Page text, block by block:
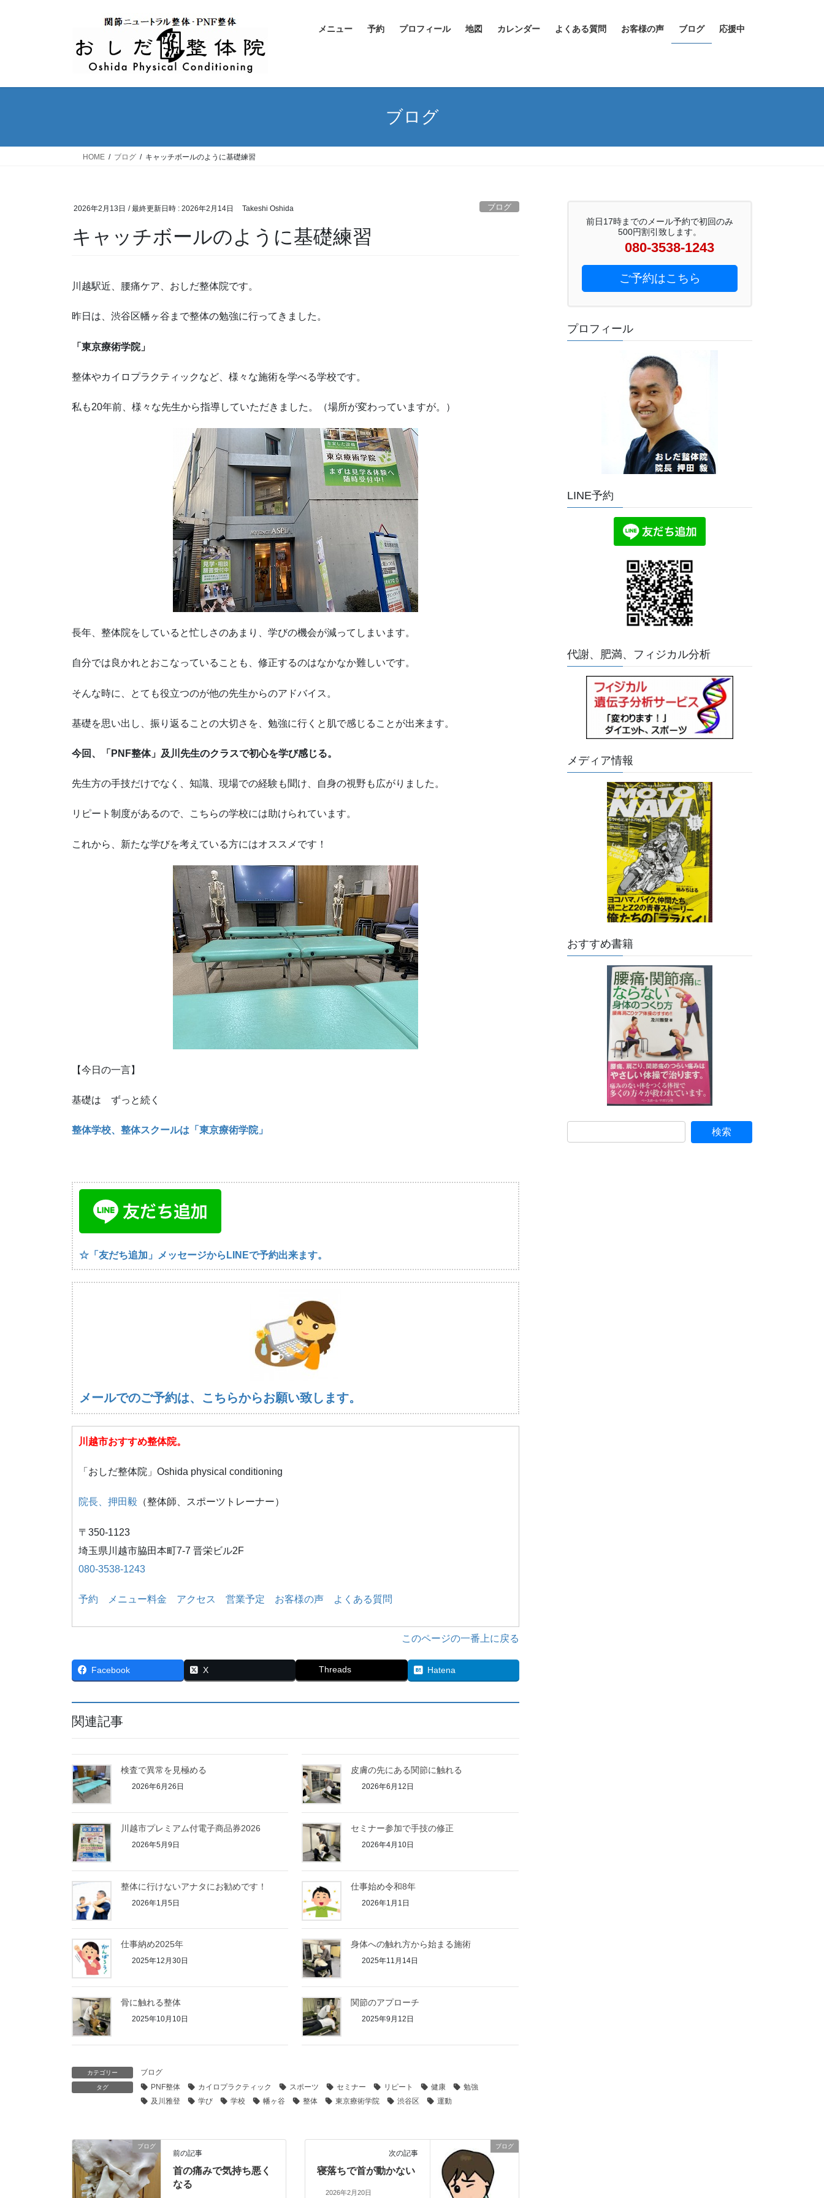
メニュー 予約 プロフィール 地図 カレンダー よくある質問 お客様の声 ブログ 応援中
ブログ
HOME ブログ キャッチボールのように基礎練習
2026年2月13日 / 最終更新日時 : 2026年2月14日 Takeshi Oshida ブログ
キャッチボールのように基礎練習
川越駅近、腰痛ケア、おしだ整体院です。
昨日は、渋谷区幡ヶ谷まで整体の勉強に行ってきました。
「東京療術学院」
整体やカイロプラクティックなど、様々な施術を学べる学校です。
私も20年前、様々な先生から指導していただきました。（場所が変わっていますが。）
長年、整体院をしていると忙しさのあまり、学びの機会が減ってしまいます。
自分では良かれとおこなっていることも、修正するのはなかなか難しいです。
そんな時に、とても役立つのが他の先生からのアドバイス。
基礎を思い出し、振り返ることの大切さを、勉強に行くと肌で感じることが出来ます。
今回、「PNF整体」及川先生のクラスで初心を学び感じる。
先生方の手技だけでなく、知識、現場での経験も聞け、自身の視野も広がりました。
リピート制度があるので、こちらの学校には助けられています。
これから、新たな学びを考えている方にはオススメです！
【今日の一言】
基礎は ずっと続く
整体学校、整体スクールは「東京療術学院」
☆「友だち追加」メッセージからLINEで予約出来ます。
メールでのご予約は、こちらからお願い致します。
川越市おすすめ整体院。
「おしだ整体院」Oshida physical conditioning
院長、押田毅 （整体師、スポーツトレーナー）
〒350-1123
埼玉県川越市脇田本町7-7 晋栄ビル2F
080-3538-1243
予約 メニュー料金 アクセス 営業予定 お客様の声 よくある質問
このページの一番上に戻る
Facebook X Threads Hatena
関連記事
検査で異常を見極める
2026年6月26日
皮膚の先にある関節に触れる
2026年6月12日
川越市プレミアム付電子商品券2026
2026年5月9日
セミナー参加で手技の修正
2026年4月10日
整体に行けないアナタにお勧めです！
2026年1月5日
仕事始め令和8年
2026年1月1日
仕事納め2025年
2025年12月30日
身体への触れ方から始まる施術
2025年11月14日
骨に触れる整体
2025年10月10日
関節のアプローチ
2025年9月12日
カテゴリー ブログ
タグ PNF整体 カイロプラクティック スポーツ セミナー リピート 健康
勉強
及川雅登
学び 学校 幡ヶ谷 整体 東京療術学院 渋谷区 運動
ブログ
前の記事
首の痛みで気持ち悪く
なる
ブログ
次の記事
寝落ちで首が動かない
2026年2月20日
前日17時までのメール予約で初回のみ
500円割引致します。
080-3538-1243
ご予約はこちら
プロフィール
LINE予約
代謝、肥満、フィジカル分析
メディア情報
おすすめ書籍